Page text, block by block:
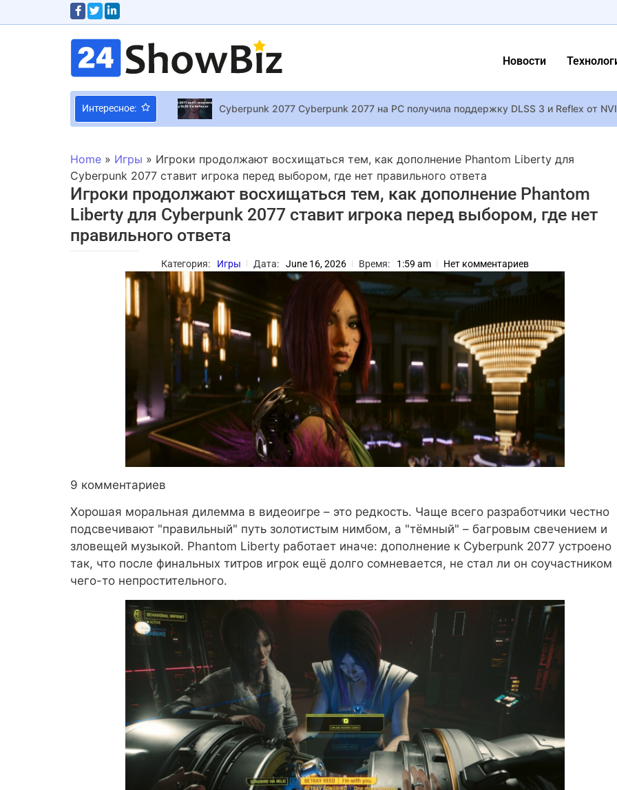
Новости
Интересное:
Cyberpunk 2077 Cyberpunk 2077 на PC получила поддержку DLSS 3 и Reflex от
Муля и другие: Фаина Раневская и ее жизнь
Мария Каллас: факты биографии и лучшие цитаты
Скарлетт Йоханссон сыграет главную роль в новой комедии Нэнси Майерс
Игроки спорят, будет ли Ра противником Фэй в новой God of War
У рэпера Snoop Dogg умерла 10-месячная внучка
Время от времени я скучаю по тебе — поют они: The Beatles выпустили свою
Дональд Трамп подаст в суд на авторов фильма “Ученик” из-за клеветы
Home » Игры » Игроки продолжают восхищаться тем, как дополнение Phantom Liberty для
Cyberpunk 2077 ставит игрока перед выбором, где нет правильного ответа
Игроки продолжают восхищаться тем, как дополнение Phantom
Liberty для Cyberpunk 2077 ставит игрока перед выбором, где нет
правильного ответа
Категория: Игры Дата: June 16, 2026 Время: 1:59 am Нет комментариев
9 комментариев
Хорошая моральная дилемма в видеоигре – это редкость. Чаще всего разработчики честно
подсвечивают "правильный" путь золотистым нимбом, а "тёмный" – багровым свечением и
зловещей музыкой. Phantom Liberty работает иначе: дополнение к Cyberpunk 2077 устроено
так, что после финальных титров игрок ещё долго сомневается, не стал ли он соучастником
чего-то непростительного.